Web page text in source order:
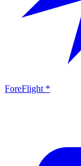
ForeFlight *